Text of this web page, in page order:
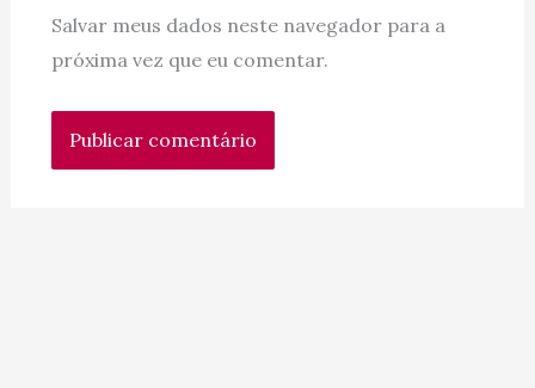
Salvar meus dados neste navegador para a
próxima vez que eu comentar.